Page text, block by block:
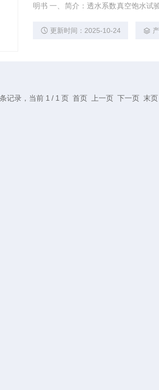
明书 一、简介：透水系数真空饱水试
的要求自行设计生产的，真空压力
更新时间：2025-10-24
记录，当前 1 / 1 页 首页 上一页 下一页 末